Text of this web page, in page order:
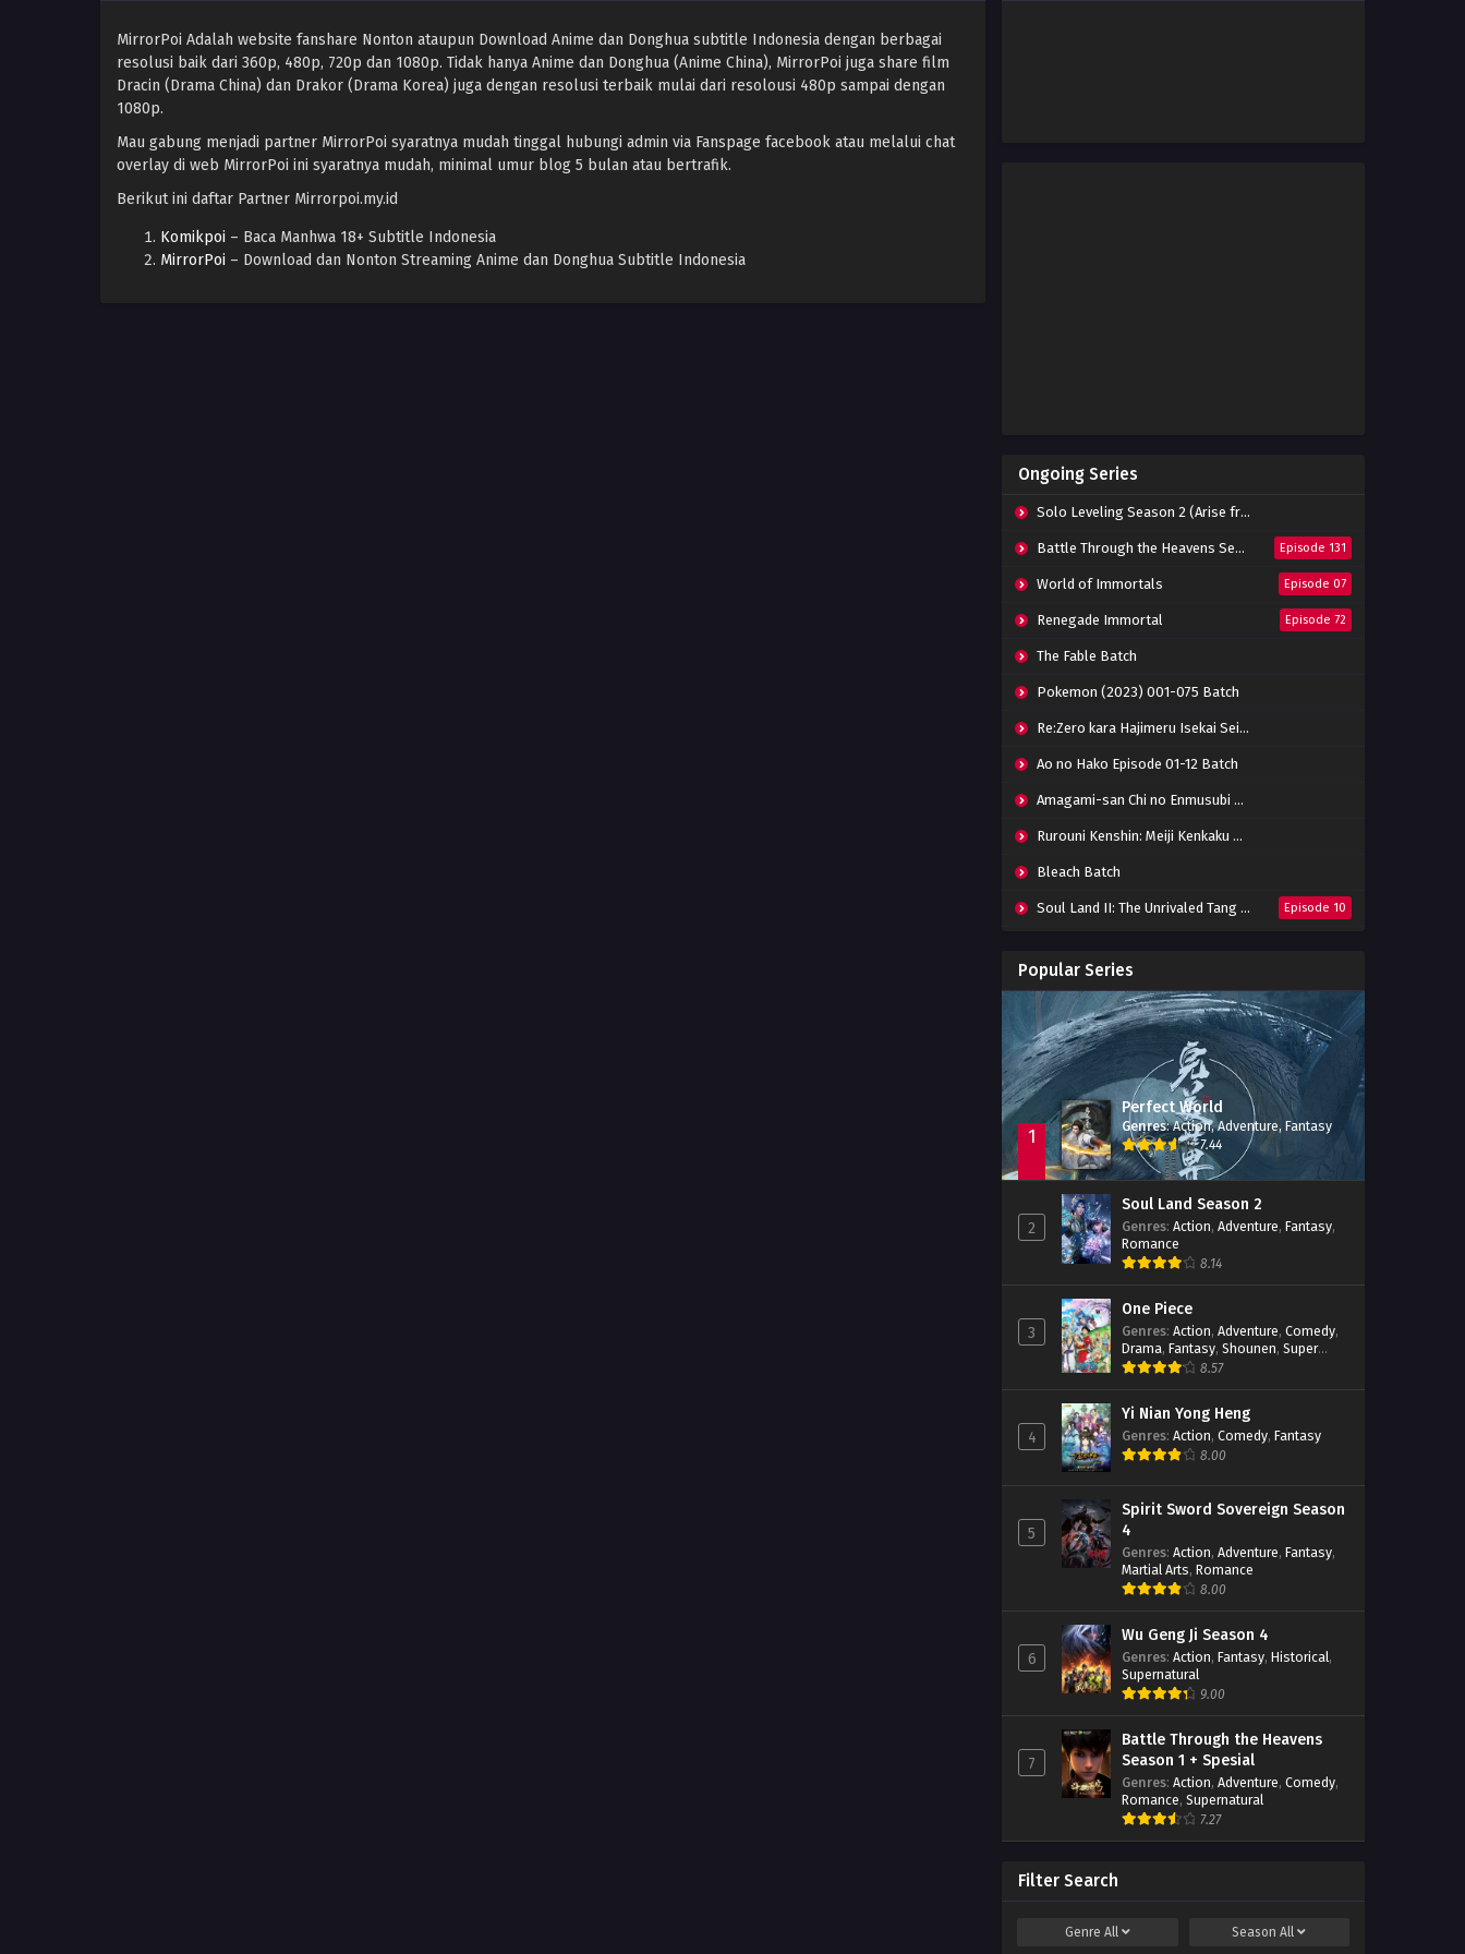
MirrorPoi Adalah website fanshare Nonton ataupun Download Anime dan Donghua subtitle Indonesia dengan berbagai
resolusi baik dari 360p, 480p, 720p dan 1080p. Tidak hanya Anime dan Donghua (Anime China), MirrorPoi juga share film
Dracin (Drama China) dan Drakor (Drama Korea) juga dengan resolusi terbaik mulai dari resolousi 480p sampai dengan
1080p.
Mau gabung menjadi partner MirrorPoi syaratnya mudah tinggal hubungi admin via Fanspage facebook atau melalui chat
overlay di web MirrorPoi ini syaratnya mudah, minimal umur blog 5 bulan atau bertrafik.
Berikut ini daftar Partner Mirrorpoi.my.id
Komikpoi – Baca Manhwa 18+ Subtitle Indonesia
MirrorPoi – Download dan Nonton Streaming Anime dan Donghua Subtitle Indonesia
Ongoing Series
Solo Leveling Season 2 (Arise from the Shadow)
Battle Through the Heavens Season 5 Episode 131
World of Immortals Episode 07
Renegade Immortal Episode 72
The Fable Batch
Pokemon (2023) 001-075 Batch
Re:Zero kara Hajimeru Isekai Seikatsu Season 3 Episode 01-08 Batch
Ao no Hako Episode 01-12 Batch
Amagami-san Chi no Enmusubi Episode 01-12 Batch
Rurouni Kenshin: Meiji Kenkaku Romantan (2023) 01-36 Batch
Bleach Batch
Soul Land II: The Unrivaled Tang Sect Episode 10
Immortality Season 3
Jade Dynasty Season 2 Episode 15
Popular Series
1
Perfect World
Genres:Action,Adventure, Fantasy
7.44
2
Soul Land Season 2
Genres: Action, Adventure, Fantasy,
Romance
8.14
3
One Piece
Genres: Action, Adventure, Comedy,
Drama, Fantasy, Shounen, Super
Power
8.57
4
Yi Nian Yong Heng
Genres: Action, Comedy, Fantasy
8.00
5
Spirit Sword Sovereign Season
4
Genres: Action, Adventure, Fantasy,
Martial Arts, Romance
8.00
6
Wu Geng Ji Season 4
Genres: Action, Fantasy, Historical,
Supernatural
9.00
7
Battle Through the Heavens
Season 1 + Spesial
Genres: Action, Adventure, Comedy,
Romance, Supernatural
7.27
Filter Search
Genre All SeasonAll